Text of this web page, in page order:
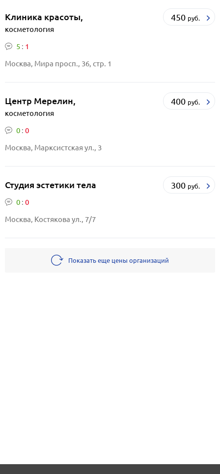
450 руб.
Клиника красоты,
косметология
5 : 1
Москва, Мира просп., 36, стр. 1
400 руб.
Центр Мерелин,
косметология
0 : 0
Москва, Марксистская ул., 3
300 руб.
Студия эстетики тела
0 : 0
Москва, Костякова ул., 7/7
Показать еще цены организаций